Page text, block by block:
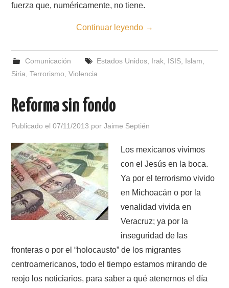
fuerza que, numéricamente, no tiene.
Continuar leyendo →
Comunicación Estados Unidos, Irak, ISIS, Islam
Siria ,Terrorismo ,Violencia
Reforma sin fondo
Publicado el07/11/2013 porJaime Septién
Los mexicanos vivimos
con el Jesús en la boca.
Ya por el terrorismo vivido
en Michoacán o por la
venalidad vivida en
Veracruz; ya por la
inseguridad de las
fronteras o por el “holocausto” de los migrantes
centroamericanos, todo el tiempo estamos mirando de
reojo los noticiarios, para saber a qué atenernos el día